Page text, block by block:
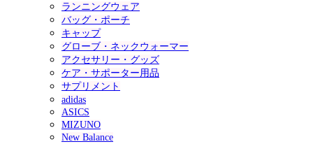
ランニングウェア
バッグ・ポーチ
キャップ
グローブ・ネックウォーマー
アクセサリー・グッズ
ケア・サポーター用品
サプリメント
adidas
ASICS
MIZUNO
New Balance